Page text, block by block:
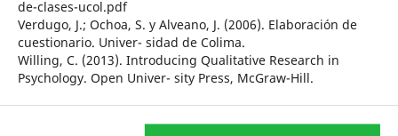
de-clases-ucol.pdf
Verdugo, J.; Ochoa, S. y Alveano, J. (2006). Elaboración de
cuestionario. Univer- sidad de Colima.
Willing, C. (2013). Introducing Qualitative Research in
Psychology. Open Univer- sity Press, McGraw-Hill.